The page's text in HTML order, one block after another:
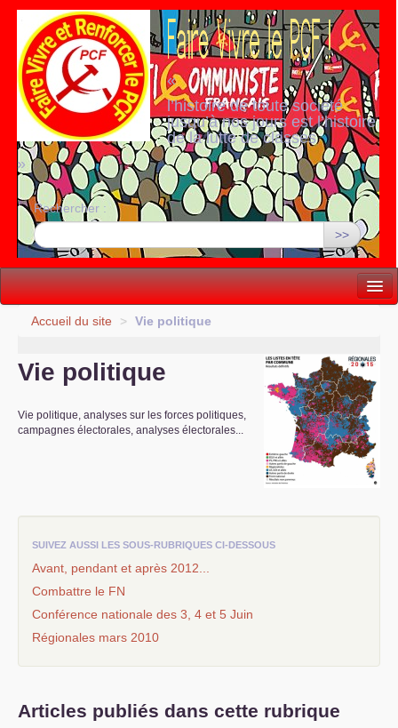
«
l’histoire de toute société
jusqu’à nos jours est l’histoire
de la lutte de classes
»
Rechercher :
>>
Vie politique
Internationale
S’organiser
Accueil du site > Vie politique
Vie politique
Vie politique, analyses sur les forces politiques,
campagnes électorales, analyses électorales...
SUIVEZ AUSSI LES SOUS-RUBRIQUES CI-DESSOUS
Avant, pendant et après 2012...
Combattre le FN
Conférence nationale des 3, 4 et 5 Juin
Régionales mars 2010
Articles publiés dans cette rubrique